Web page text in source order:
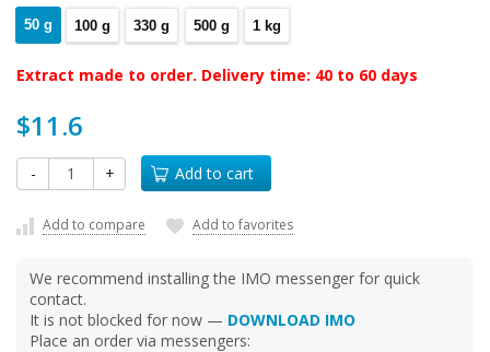
50 g 100 g 330 g 500 g 1 kg
Extract made to order. Delivery time: 40 to 60 days
$11.6
- + Add to cart
Add to compare Add to favorites
We recommend installing the IMO messenger for quick
contact.
It is not blocked for now — DOWNLOAD IMO
Place an order via messengers: